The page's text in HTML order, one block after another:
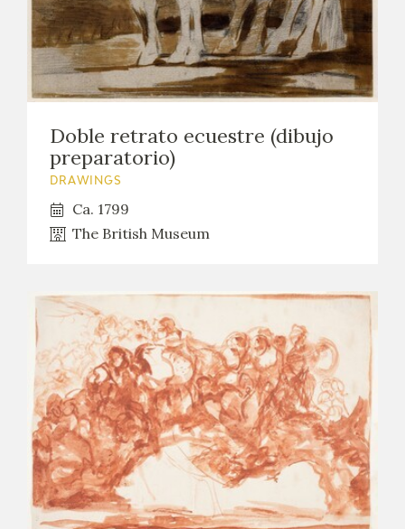
Doble retrato ecuestre (dibujo
preparatorio)
DRAWINGS
Ca. 1799
The British Museum